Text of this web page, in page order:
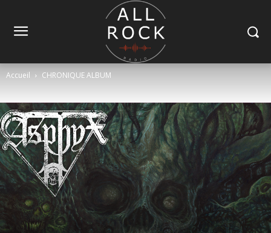
Accueil CHRONIQUE ALBUM